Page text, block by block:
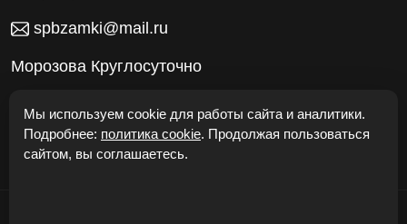
spbzamki@mail.ru
Морозова Круглосуточно
Мы используем cookie для работы сайта и аналитики.
Подробнее: политика cookie. Продолжая пользоваться
сайтом, вы соглашаетесь.